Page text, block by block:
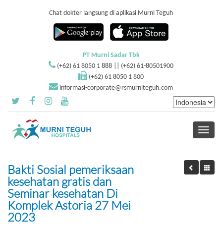
Chat dokter langsung di aplikasi Murni Teguh
PT Murni Sadar Tbk
(+62) 61 8050 1 888 || (+62) 61-80501900
(+62) 61 8050 1 800
informasi-corporate@rsmurniteguh.com
Toggle
Bakti Sosial pemeriksaan
kesehatan gratis dan
Seminar kesehatan Di
Komplek Astoria 27 Mei
2023